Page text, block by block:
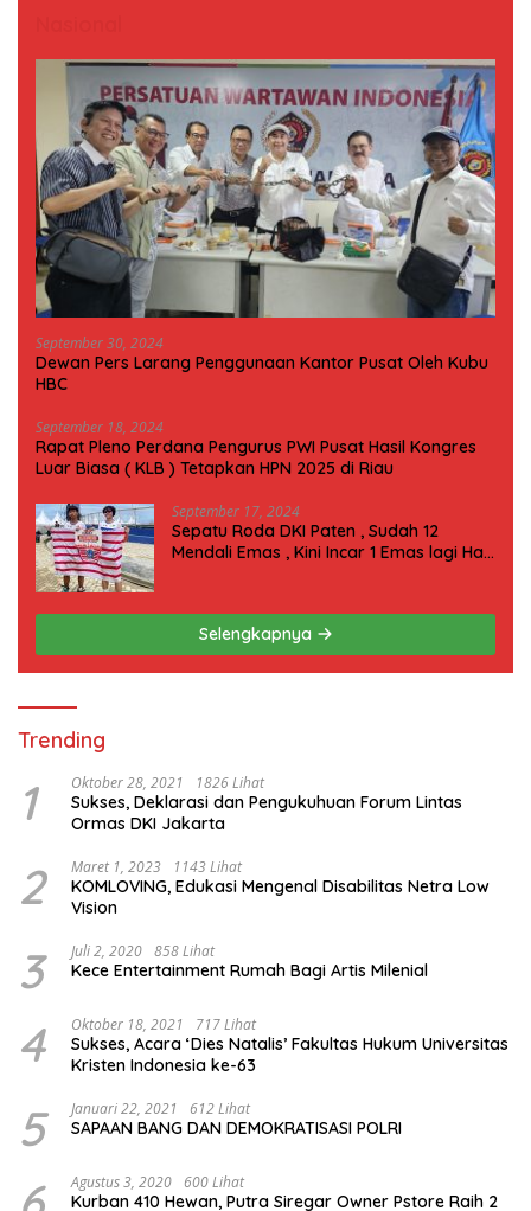
September 30, 2024
Dewan Pers Larang Penggunaan Kantor Pusat Oleh Kubu
HBC
September 18, 2024
Rapat Pleno Perdana Pengurus PWI Pusat Hasil Kongres
Luar Biasa ( KLB ) Tetapkan HPN 2025 di Riau
September 17, 2024
Sepatu Roda DKI Paten , Sudah 12
Mendali Emas , Kini Incar 1 Emas lagi Hari
Selengkapnya
Trending
1 Oktober 28, 2021 1826 Lihat
Sukses, Deklarasi dan Pengukuhuan Forum Lintas
Ormas DKI Jakarta
2 Maret 1, 2023 1143 Lihat
KOMLOVING, Edukasi Mengenal Disabilitas Netra Low
Vision
3 Juli 2, 2020 858 Lihat
Kece Entertainment Rumah Bagi Artis Milenial
4 Oktober 18, 2021 717 Lihat
Sukses, Acara ‘Dies Natalis’ Fakultas Hukum Universitas
Kristen Indonesia ke-63
5 Januari 22, 2021 612 Lihat
SAPAAN BANG DAN DEMOKRATISASI POLRI
Agustus 3, 2020 600 Lihat
Kurban 410 Hewan, Putra Siregar Owner Pstore Raih 2